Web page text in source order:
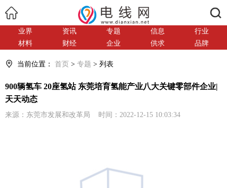
业界 资讯 专题 信息
行业
材料
财经 企业 供求 品牌
当前位置： 首页 > 专题 > 列表
900辆氢车 20座氢站 东莞培育氢能产业八大关键零部件企业|
天天动态
来源：东莞市发展和改革局 时间：2022-12-15 10:03:34